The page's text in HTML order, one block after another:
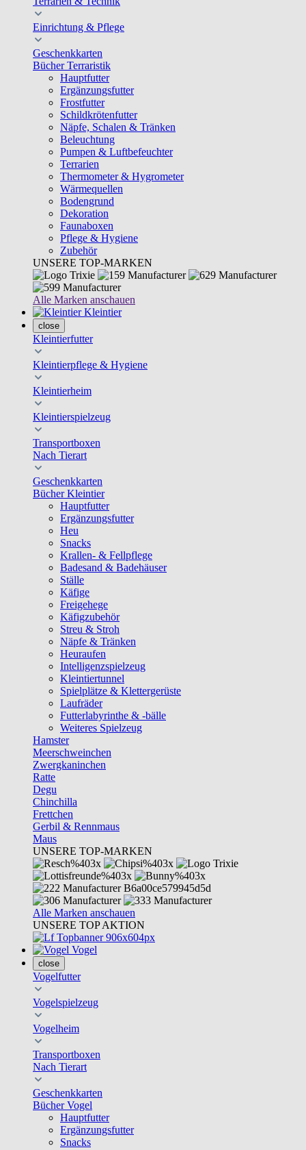
Einrichtung & Pflege
Geschenkkarten
Bücher Terraristik
Hauptfutter
Ergänzungsfutter
Frostfutter
Schildkrötenfutter
Näpfe, Schalen & Tränken
Beleuchtung
Pumpen & Luftbefeuchter
Terrarien
Thermometer & Hygrometer
Wärmequellen
Bodengrund
Dekoration
Faunaboxen
Pflege & Hygiene
Zubehör
UNSERE TOP-MARKEN
Alle Marken anschauen
Kleintier
close
Kleintierfutter
Kleintierpflege & Hygiene
Kleintierheim
Kleintierspielzeug
Transportboxen
Nach Tierart
Geschenkkarten
Bücher Kleintier
Hauptfutter
Ergänzungsfutter
Heu
Snacks
Krallen- & Fellpflege
Badesand & Badehäuser
Ställe
Käfige
Freigehege
Käfigzubehör
Streu & Stroh
Näpfe & Tränken
Heuraufen
Intelligenzspielzeug
Kleintiertunnel
Spielplätze & Klettergerüste
Laufräder
Futterlabyrinthe & -bälle
Weiteres Spielzeug
Hamster
Meerschweinchen
Zwergkaninchen
Ratte
Degu
Chinchilla
Frettchen
Gerbil & Rennmaus
Maus
UNSERE TOP-MARKEN
Alle Marken anschauen
UNSERE TOP AKTION
Vogel
close
Vogelfutter
Vogelspielzeug
Vogelheim
Transportboxen
Nach Tierart
Geschenkkarten
Bücher Vogel
Hauptfutter
Ergänzungsfutter
Snacks